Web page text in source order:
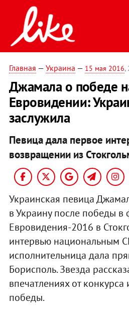
Главная — Украина — 15 мая 2016,
Джамала о победе
Евровидении:
заслужила
Певица дала первое
возвращении из
Украинская певица
в Украину после победы в
Евровидения-2016 в
интервью национальным
исполнительница дала
Борисполь. Звезда
впечатлениях от конкурса
победы.